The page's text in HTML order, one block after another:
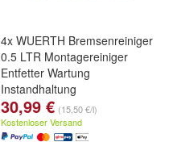
4x WUERTH Bremsenreiniger
0.5 LTR Montagereiniger
Entfetter Wartung
Instandhaltung
30,99 € (15,50 €/l)
Kostenloser Versand